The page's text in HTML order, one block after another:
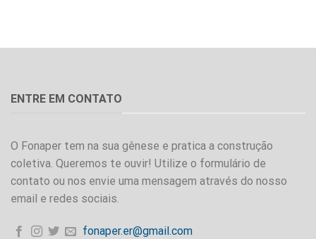
ENTRE EM CONTATO
O Fonaper tem na sua gênese e pratica a construção
coletiva. Queremos te ouvir! Utilize o formulário de
contato ou nos envie uma mensagem através do nosso
email e redes sociais.
fonaper.er@gmail.com